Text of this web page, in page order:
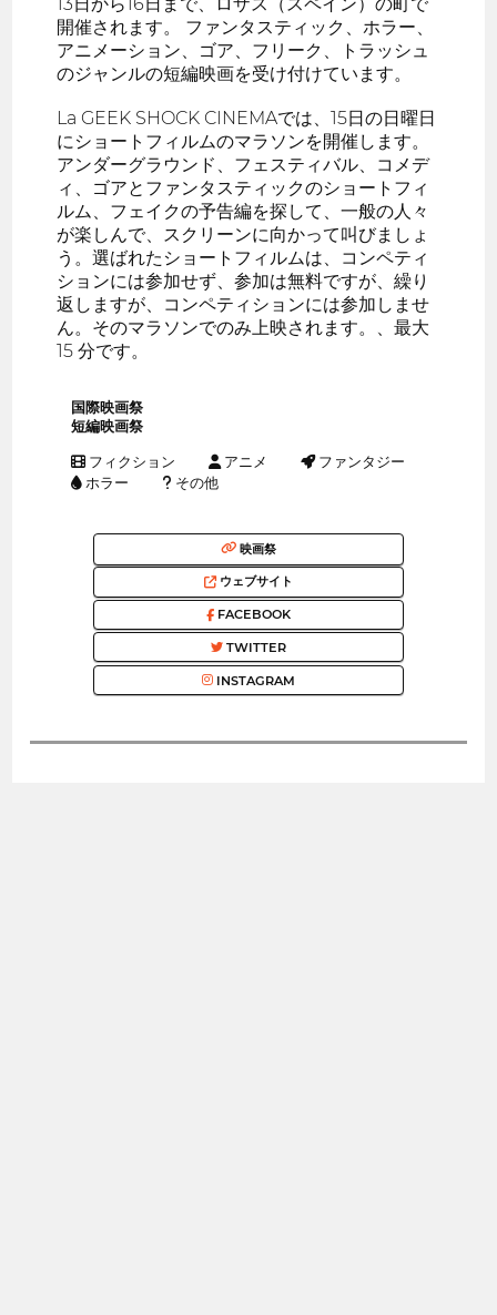
開催されます。 ファンタスティック、ホラー、
アニメーション、ゴア、フリーク、トラッシュ
のジャンルの短編映画を受け付けています。
La GEEK SHOCK CINEMAでは、15日の日曜日
にショートフィルムのマラソンを開催します。
アンダーグラウンド、フェスティバル、コメデ
ィ、ゴアとファンタスティックのショートフィ
ルム、フェイクの予告編を探して、一般の人々
が楽しんで、スクリーンに向かって叫びましょ
う。選ばれたショートフィルムは、コンペティ
ションには参加せず、参加は無料ですが、繰り
返しますが、コンペティションには参加しませ
ん。そのマラソンでのみ上映されます。、最大
15 分です。
国際映画祭
短編映画祭
フィクション アニメ
ファンタジー
ホラー
その他
映画祭
ウェブサイト
FACEBOOK
TWITTER
INSTAGRAM